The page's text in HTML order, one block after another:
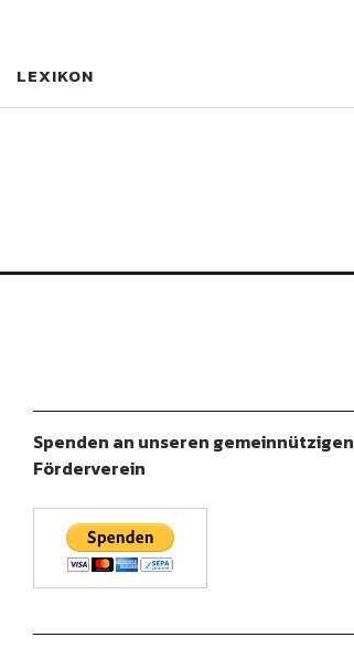
LEXIKON
Spenden an unseren gemeinnützigen
Förderverein